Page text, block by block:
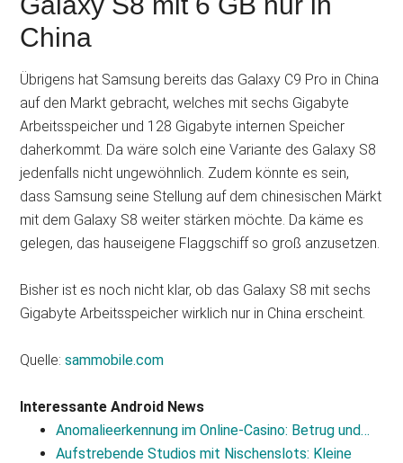
China
Übrigens hat Samsung bereits das Galaxy C9 Pro in China
auf den Markt gebracht, welches mit sechs Gigabyte
Arbeitsspeicher und 128 Gigabyte internen Speicher
daherkommt. Da wäre solch eine Variante des Galaxy S8
jedenfalls nicht ungewöhnlich. Zudem könnte es sein,
dass Samsung seine Stellung auf dem chinesischen Märkt
mit dem Galaxy S8 weiter stärken möchte. Da käme es
gelegen, das hauseigene Flaggschiff so groß anzusetzen.
Bisher ist es noch nicht klar, ob das Galaxy S8 mit sechs
Gigabyte Arbeitsspeicher wirklich nur in China erscheint.
Quelle:sammobile.com
Interessante Android News
Anomalieerkennung im Online-Casino: Betrug und…
Aufstrebende Studios mit Nischenslots: Kleine